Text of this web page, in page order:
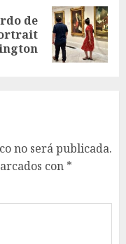
de
no será publicada.
con *